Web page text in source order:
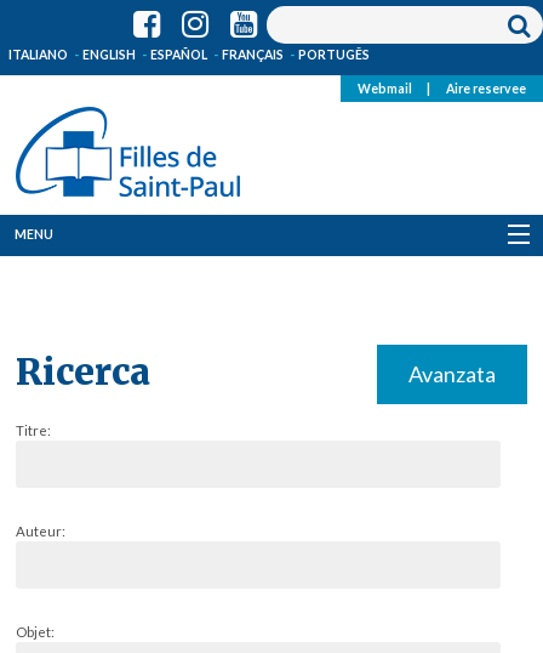
ITALIANO ENGLISH ESPAÑOL FRANÇAIS PORTUGÊS
Webmail Aire reservee
MENU
Ricerca Avanzata
Titre:
Auteur:
Objet: